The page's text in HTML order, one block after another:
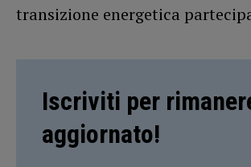
transizione energetica
Iscriviti per
aggiornato!